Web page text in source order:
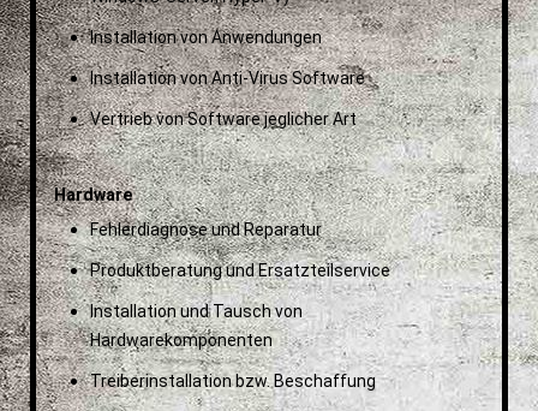
Installation von Anwendungen
Installation von Anti-Virus Software
Vertrieb von Software jeglicher Art
Hardware
Fehlerdiagnose und Reparatur
Produktberatung und Ersatzteilservice
Installation und Tausch von
Hardwarekomponenten
Treiberinstallation bzw. Beschaffung